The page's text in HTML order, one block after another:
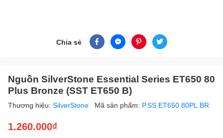
Chia sẻ
Nguồn SilverStone Essential Series ET650 80
Plus Bronze (SST ET650 B)
Thương hiệu: SilverStone Mã sản phẩm: P.SS.ET650.80PL.BR
1.260.000₫